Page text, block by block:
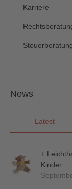
Karriere
News
Latest
+
Kinder